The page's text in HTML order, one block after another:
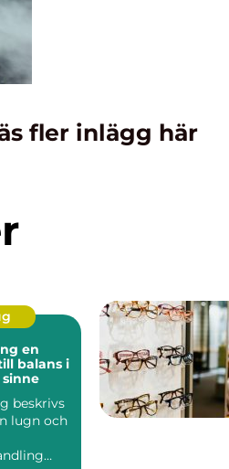
fler inlägg här
en
balans i
beskrivs
lugn och